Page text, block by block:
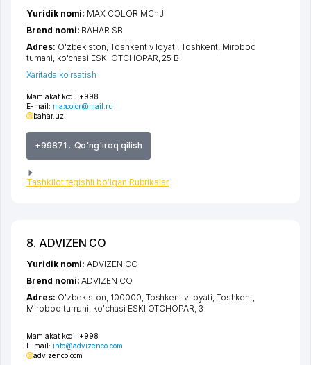
Mamlakat kodi: +998
E-mail: maxcolor@mail.ru
bahar.uz
+99871 ...Qo'ng'iroq qilish
Tashkilot tegishli bo'lgan Rubrikalar
Yuridik nomi: MAX COLOR MChJ
Brend nomi: BAHAR SB
Adres: O'zbekiston,Toshkent viloyati,Toshkent, Mirobod
tumani, ko'chasi ESKI OTCHOPAR, 25 B
Xaritada ko'rsatish
8. ADVIZEN CO
Mamlakat kodi: +998
E-mail: info@advizenco.com
advizenco.com
Yuridik nomi:ADVIZEN CO
Brend nomi:ADVIZEN CO
Adres: O'zbekiston, 100000, Toshkent viloyati Toshkent
Mirobod tumani ko'chasi ESKI OTCHOPAR , 3